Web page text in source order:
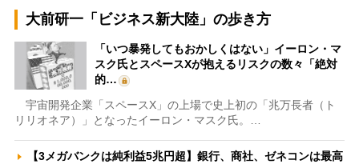
大前研一「ビジネス新大陸」の歩き方
「いつ暴発してもおかしくはない」イーロン・マ
スク氏とスペースXが抱えるリスクの数々「絶対
的…
宇宙開発企業「スペースX」の上場で史上初の「兆万長者（ト
リリオネア）」となったイーロン・マスク氏。…
【3メガバンクは純利益5兆円超】銀行、商社、ゼネコンは最高